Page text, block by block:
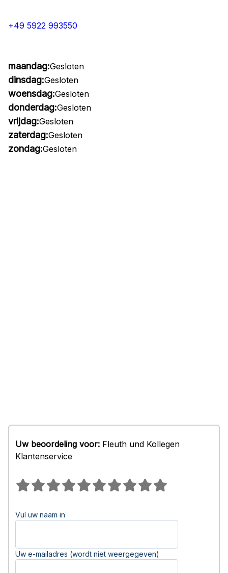
+49 5922 993550
maandag:Gesloten
dinsdag:Gesloten
woensdag:Gesloten
donderdag:Gesloten
vrijdag:Gesloten
zaterdag:Gesloten
zondag:Gesloten
Uw beoordeling voor: Fleuth und Kollegen
Klantenservice
Vul uw naam in
Uw e-mailadres (wordt niet weergegeven)